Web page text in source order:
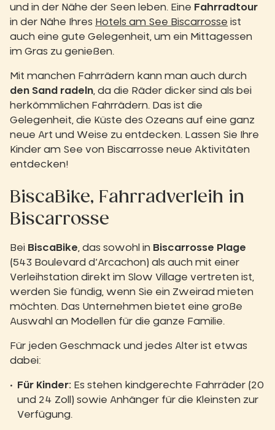
und in der Nähe der Seen leben. Eine Fahrradtour
in der Nähe Ihres Hotels am See Biscarrosse ist
auch eine gute Gelegenheit, um ein Mittagessen
im Gras zu genießen.
Mit manchen Fahrrädern kann man auch durch
den Sand radeln , da die Räder dicker sind als bei
herkömmlichen Fahrrädern. Das ist die
Gelegenheit, die Küste des Ozeans auf eine ganz
neue Art und Weise zu entdecken. Lassen Sie Ihre
Kinder am See von Biscarrosse neue Aktivitäten
entdecken!
BiscaBike, Fahrradverleih in
Biscarrosse
Bei BiscaBike , das sowohl in Biscarrosse Plage
(543 Boulevard d’Arcachon) als auch mit einer
Verleihstation direkt im Slow Village vertreten ist,
werden Sie fündig, wenn Sie ein Zweirad mieten
möchten. Das Unternehmen bietet eine große
Auswahl an Modellen für die ganze Familie.
Für jeden Geschmack und jedes Alter ist etwas
dabei:
Für Kinder: Es stehen kindgerechte Fahrräder (20
und 24 Zoll) sowie Anhänger für die Kleinsten zur
Verfügung.